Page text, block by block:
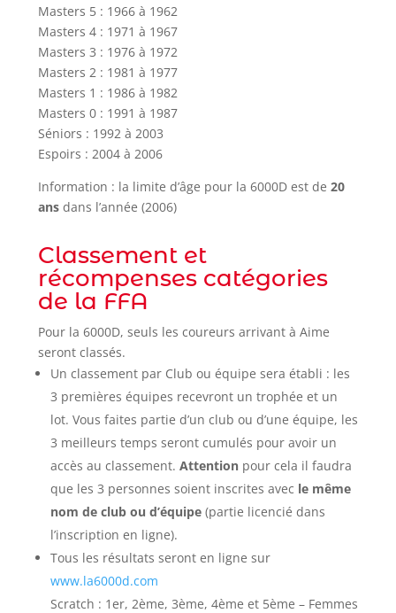
Masters 5 : 1966 à 1962
Masters 4 : 1971 à 1967
Masters 3 : 1976 à 1972
Masters 2 : 1981 à 1977
Masters 1 : 1986 à 1982
Masters 0 : 1991 à 1987
Séniors : 1992 à 2003
Espoirs : 2004 à 2006
Information : la limite d’âge pour la 6000D est de 20
ansdans l’année (2006)
Classement et
récompenses catégories
de la FFA
Pour la 6000D, seuls les coureurs arrivant à Aime
seront classés.
Un classement par Club ou équipe sera établi : les
3 premières équipes recevront un trophée et un
lot. Vous faites partie d’un club ou d’une équipe, les
3 meilleurs temps seront cumulés pour avoir un
accès au classement. Attentionpour cela il faudra
que les 3 personnes soient inscrites avec le même
nom de club ou d’équipe(partie licencié dans
l’inscription en ligne).
Tous les résultats seront en ligne sur
www.la6000d.com
Scratch : 1er, 2ème, 3ème, 4ème et 5ème – Femmes